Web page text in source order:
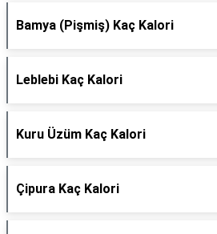
Bamya (Pişmiş) Kaç Kalori
Leblebi Kaç Kalori
Kuru Üzüm Kaç Kalori
Çipura Kaç Kalori